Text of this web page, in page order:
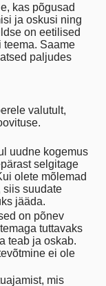
kas põgusad
ja oskusi ning
on eetilised
teema. Saame
paljudes
valutult,
uudne kogemus
selgitage
olete mõlemad
siis suudate
jääda.
on põnev
tuttavaks
teab ja oskab.
ei ole
mis